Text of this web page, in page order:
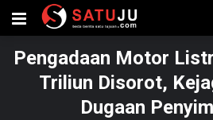
Pengadaan Motor
Triliun Disorot,
Dugaan